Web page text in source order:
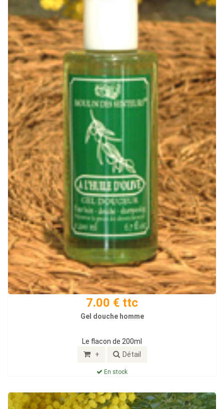
7.00 € ttc
Gel douche homme
Le flacon de 200ml
+ Détail
En stock